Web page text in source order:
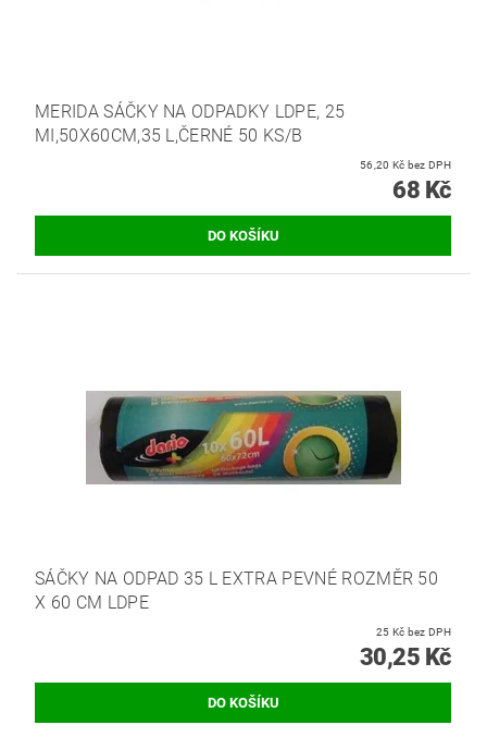
MERIDA SÁČKY NA ODPADKY LDPE, 25
MI,50X60CM,35 L,ČERNÉ 50 KS/B
56,20 Kč bez DPH
68 Kč
SÁČKY NA ODPAD 35 L EXTRA PEVNÉ ROZMĚR 50
X 60 CM LDPE
25 Kč bez DPH
30,25 Kč